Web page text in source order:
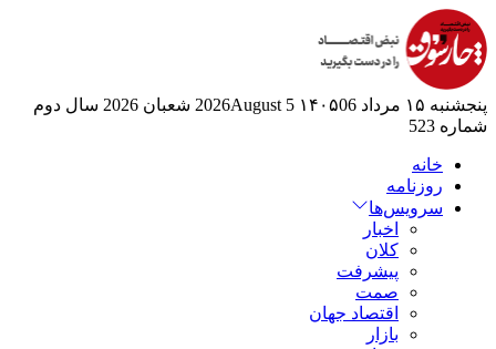
پنجشنبه ۱۵ مرداد ۱۴۰۵ 06 2026August 5 شعبان 2026
سال دوم
شماره 523
خانه
روزنامه
سرویس‌ها
اخبار
کلان
پیشرفت
صمت
اقتصاد جهان
بازار